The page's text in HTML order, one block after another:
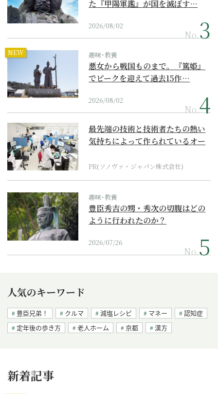
た『甲陽軍鑑』が国を滅ぼす…
2026/08/02
No.
NEW 趣味･教養
悪女から戦国ものまで。『篤姫』
でピークを迎えて過去15作…
2026/08/02
No.
最先端の技術と技術者たちの熱い
気持ちによって作られているオー
PR(ソノヴァ・ジャパン株式会社)
趣味･教養
豊臣秀吉の甥・秀次の切腹はどの
ように行われたのか？
2026/07/26
No.
人気のキーワード
豊臣兄弟！ クルマ 減塩レシピ マネー
認知症
定年後の歩き方
老人ホーム 京都 漢方
新着記事